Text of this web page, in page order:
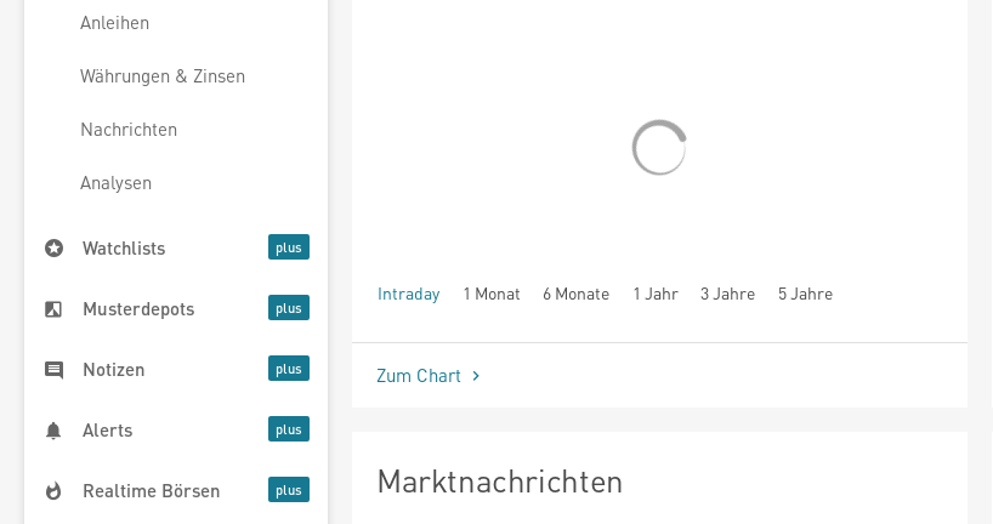
Anleihen
Währungen & Zinsen
Nachrichten
Analysen
Watchlists
Musterdepots
Notizen
Alerts
Realtime Börsen
Intraday 1 Monat 6 Monate 1 Jahr 3 Jahre 5 Jahre
seit Beginn
Zum Chart
Marktnachrichten